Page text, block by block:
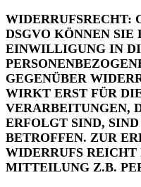
WIDERRUFSRECHT:
DSGVO KÖNNEN SIE
EINWILLIGUNG IN
GEGENÜBER
WIRKT ERST FÜR
VERARBEITUNGEN,
ERFOLGT SIND,
BETROFFEN. ZUR
WIDERRUFS
MITTEILUNG Z.B.